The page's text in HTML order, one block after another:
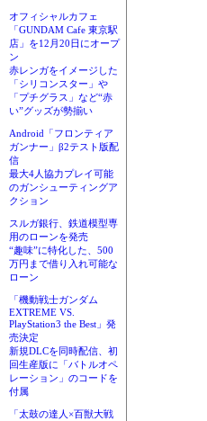
オフィシャルカフェ
「GUNDAM Cafe 東京駅
店」を12月20日にオープ
ン
赤レンガをイメージした
「シリコンスター」や
「プチグラス」など“赤
い”グッズが勢揃い
Android「フロンティア
ガンナー」β2テスト版配
信
最大4人協力プレイ可能
のガンシューティングア
クション
スルガ銀行、鉄道模型専
用のローンを発売
“趣味”に特化した、500
万円まで借り入れ可能な
ローン
「機動戦士ガンダム
EXTREME VS.
PlayStation3 the Best」発
売決定
新規DLCを同時配信、初
回生産版に「バトルオペ
レーション」のコードを
付属
「太鼓の達人×百獣大戦